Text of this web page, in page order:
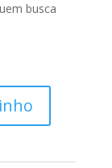
busca